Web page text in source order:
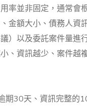
用率並非固定，通常會
、金額大小、債務人資
）以及委託案件量進
、資訊越少、案件越
期30天、資訊完整的